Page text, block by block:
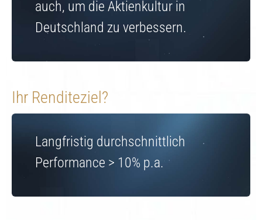
auch, um die Aktienkultur in
Deutschland zu verbessern.
Ihr Renditeziel?
Langfristig durchschnittlich
Performance > 10% p.a.